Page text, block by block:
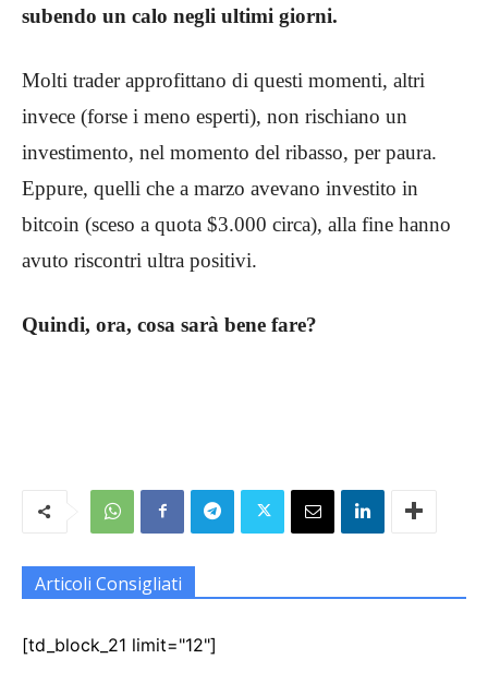
subendo un calo negli ultimi giorni.
Molti trader approfittano di questi momenti, altri
invece (forse i meno esperti), non rischiano un
investimento, nel momento del ribasso, per paura.
Eppure, quelli che a marzo avevano investito in
bitcoin (sceso a quota $3.000 circa), alla fine hanno
avuto riscontri ultra positivi.
Quindi, ora, cosa sarà bene fare?
Articoli Consigliati
[td_block_21 limit="12"]